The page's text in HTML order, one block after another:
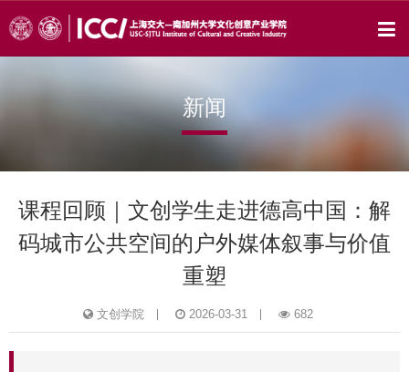
新闻
课程回顾｜文创学生走进德高中国：解
码城市公共空间的户外媒体叙事与价值
重塑
文创学院 2026-03-31 682